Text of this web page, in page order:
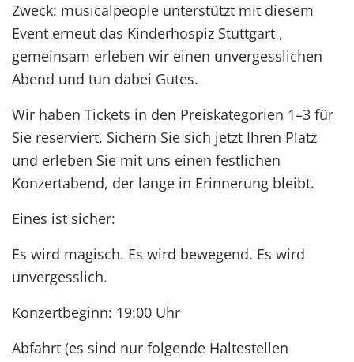
Zweck: musicalpeople unterstützt mit diesem
Event erneut das Kinderhospiz Stuttgart ,
gemeinsam erleben wir einen unvergesslichen
Abend und tun dabei Gutes.
Wir haben Tickets in den Preiskategorien 1–3 für
Sie reserviert. Sichern Sie sich jetzt Ihren Platz
und erleben Sie mit uns einen festlichen
Konzertabend, der lange in Erinnerung bleibt.
Eines ist sicher:
Es wird magisch. Es wird bewegend. Es wird
unvergesslich.
Konzertbeginn: 19:00 Uhr
Abfahrt (es sind nur folgende Haltestellen